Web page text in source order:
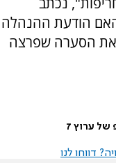
הודעת ההנהלה
את הסערה שפרצה
ערוץ 7
דווחו לנו